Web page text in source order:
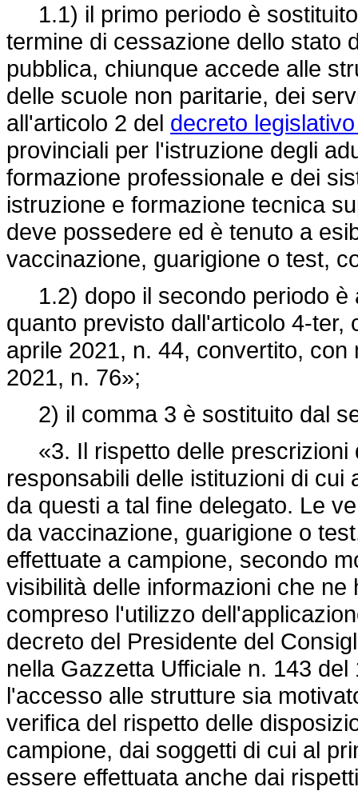
1.1) il primo periodo è
termine di cessazione dello stato
pubblica, chiunque accede alle
delle scuole non paritarie, dei
all'articolo 2 del decreto
provinciali per l'istruzione degli
formazione professionale e dei
istruzione e formazione tecnica
deve possedere ed è tenuto a
vaccinazione, guarigione o test,
1.2) dopo il secondo periodo è
quanto previsto dall'articolo 4-ter,
aprile 2021, n. 44, convertito,
2021, n. 76»;
2) il comma 3 è sostituito dal
«3. Il rispetto delle prescrizioni
responsabili delle istituzioni di
da questi a tal fine delegato. Le
da vaccinazione, guarigione o
effettuate a campione, secondo
visibilità delle informazioni che
compreso l'utilizzo
decreto del Presidente del
nella Gazzetta Ufficiale n. 143
l'accesso alle strutture sia
verifica del rispetto delle
campione, dai soggetti di cui al
essere effettuata anche dai